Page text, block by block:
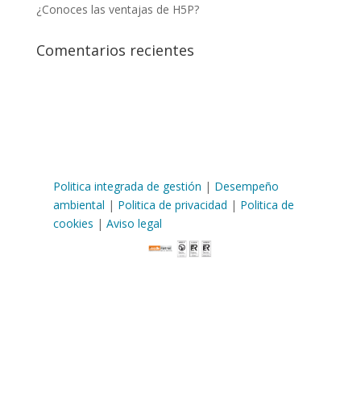
¿Conoces las ventajas de H5P?
Comentarios recientes
Politica integrada de gestión | Desempeño
ambiental | Politica de privacidad | Politica de
cookies |Aviso legal